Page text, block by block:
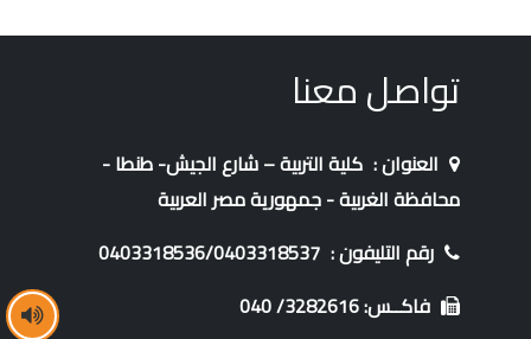
تواصل معنا
العنوان : كلية التربية – شارع الجيش- طنطا -
محافظة الغربية - جمهورية مصر العربية
رقم التليفون : 0403318536/0403318537
فاكــس: 3282616/ 040